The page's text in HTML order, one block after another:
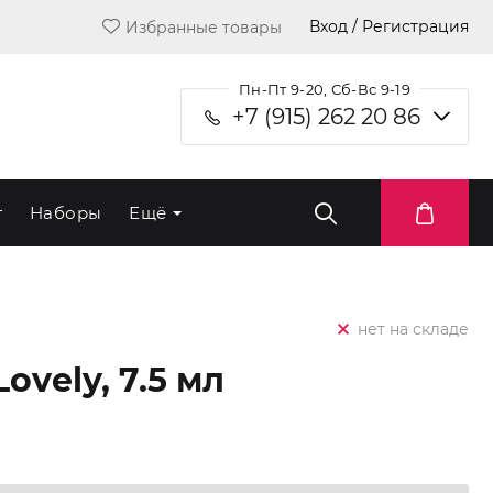
Избранные товары Вход / Регистрация
Пн-Пт 9-20, Сб-Вс 9-19
+7 (915) 262 20 86
Наборы Ещё
нет на складе
7.5 мл